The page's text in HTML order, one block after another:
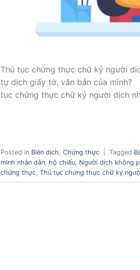
Thủ tục chứng thực chữ ký người
tự dịch giấy tờ, văn bản của mình?
tục chứng thực chữ ký người dịch
Posted in Biên dịch, Chứng thực Tagged
minh nhân dân, hộ chiếu, Người dịch không
chứng thực, Thủ tục chứng thực chữ ký